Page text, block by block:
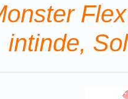
intinde,